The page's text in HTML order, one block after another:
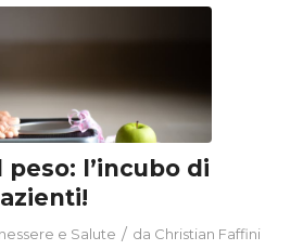
l’incubo di
e Salute / da Christian Faffini